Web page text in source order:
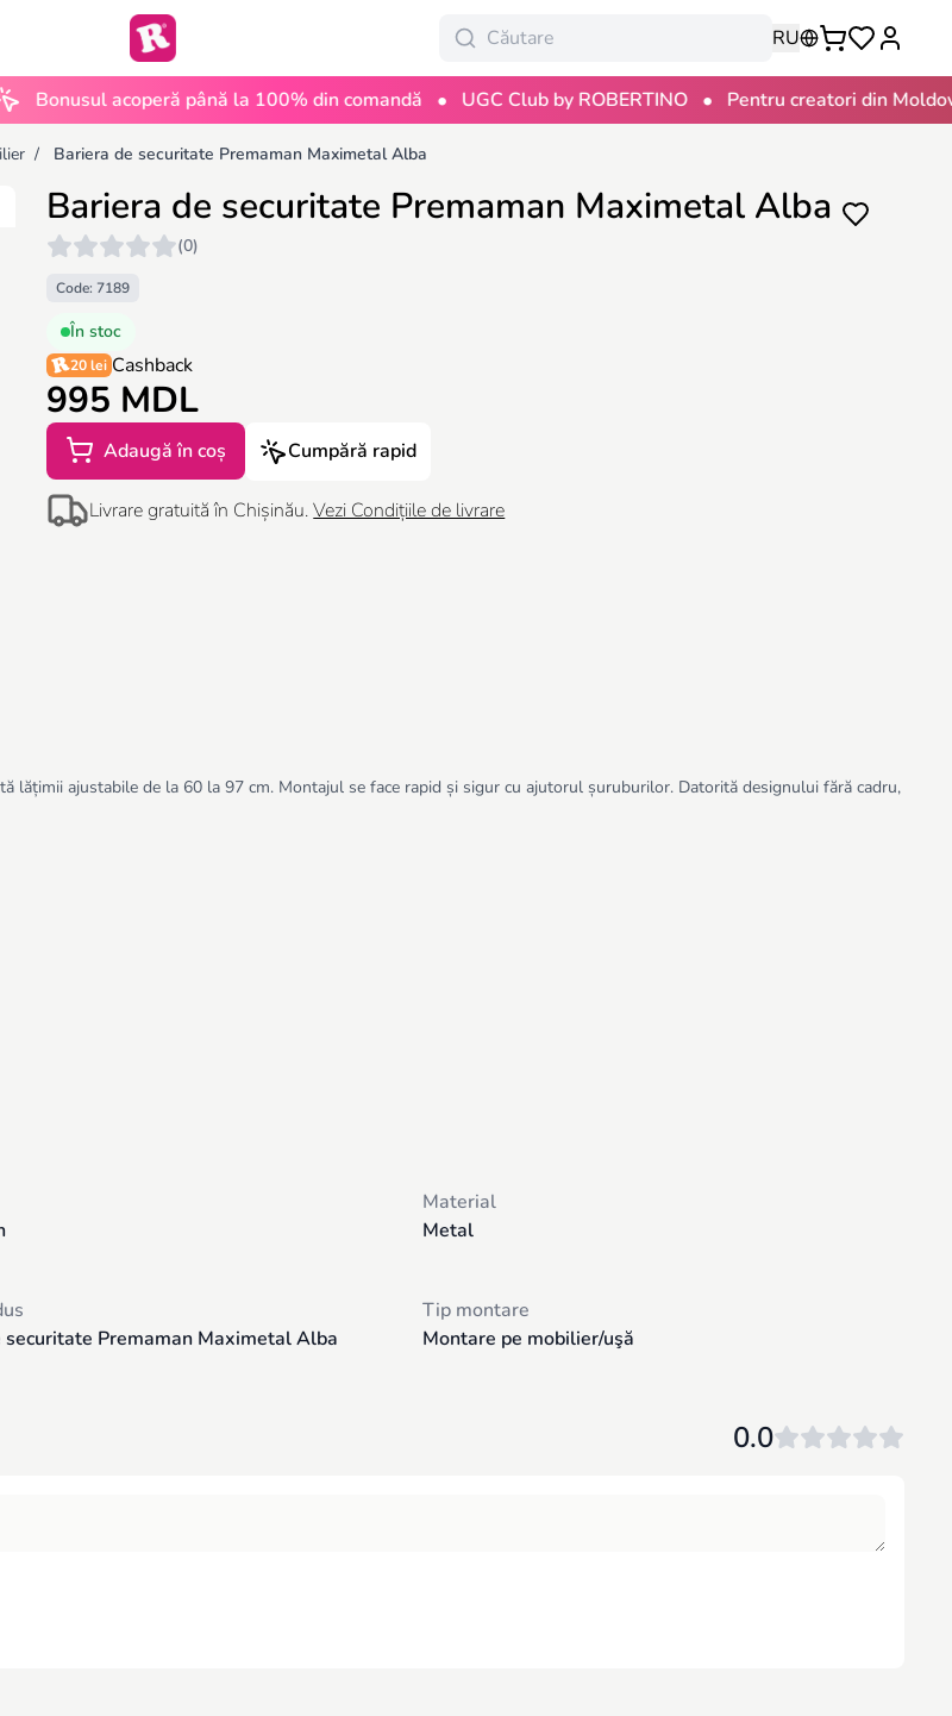
RU
acoperă până la 100% din comandă • UGC Club by ROBERTINO • Pentru creatori din Moldova •
/ Bariera de securitate Premaman Maximetal Alba
Bariera de securitate Premaman Maximetal Alba
(0)
Code: 7189
În stoc
20 lei Cashback
995 MDL
Adaugă în coș Cumpără rapid
Livrare gratuită în Chișinău.Vezi Condițiile de livrare
lățimii ajustabile de la 60 la 97 cm. Montajul se face rapid și sigur cu ajutorul șuruburilor. Datorită designului fără cadru,
Material
Metal
securitate Premaman Maximetal Alba
Tip montare
Montare pe mobilier/uşă
0.0